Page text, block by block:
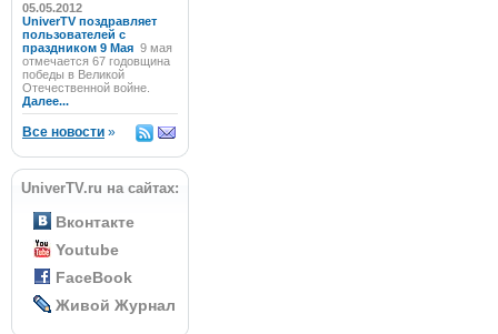
05.05.2012
UniverTV поздравляет
пользователей с
праздником 9 Мая 9 мая
отмечается 67 годовщина
победы в Великой
Отечественной войне.
Далее...
Все новости »
UniverTV.ru на сайтах:
Вконтакте
Youtube
FaceBook
Живой Журнал